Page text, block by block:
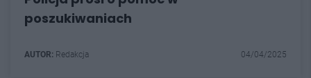
poszukiwaniach
AUTOR: Redakcja 04/04/2025